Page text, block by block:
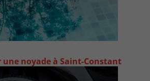
une noyade à Saint-Constant